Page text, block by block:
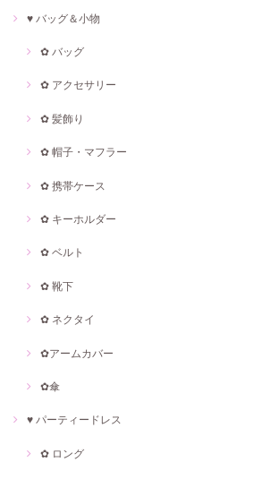
♥ バッグ＆小物
✿ バッグ
✿ アクセサリー
✿ 髪飾り
✿ 帽子・マフラー
✿ 携帯ケース
✿ キーホルダー
✿ ベルト
✿ 靴下
✿ ネクタイ
✿アームカバー
✿傘
♥ パーティードレス
✿ ロング